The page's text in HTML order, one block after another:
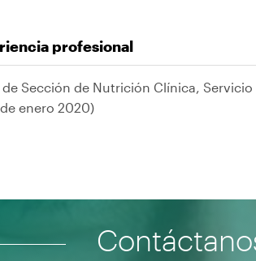
profesional
de Sección de Nutrición Clínica,
enero 2020)